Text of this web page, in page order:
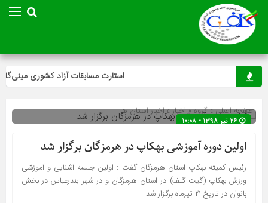
استارت مسابقات آزاد کشوری مینی‌گلف
صفحه اصلی» گروه »اخبار»اخبار استان ها
۲۶ تیر ۱۳۹۸ - ۱۰:۰۸
اولین دوره آموزشی بهکاپ در هرمزگان برگزار شد
رئیس کمیته بهکاپ استان هرمزگان گفت : اولین جلسه آشنایی و آموزشی
ورزش بهکاپ (گیت گلف) در استان هرمزگان و در شهر بندرعباس در بخش
بانوان در تاریخ ۲۱ تیرماه برگزار شد.